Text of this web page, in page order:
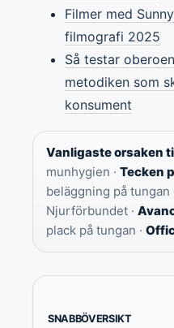
Filmer med
filmografi 2025
Så testar
metodiken som
konsument
Vanligaste orsaken
munhygien · Tecken
beläggning på tungan
Njurförbundet ·
plack på tungan ·
SNABBÖVERSIKT